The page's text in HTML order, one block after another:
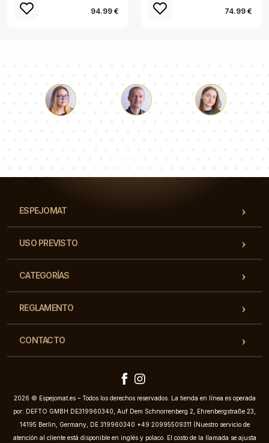
94.99 € 74.99 €
ESPEJOMAT
USO PREVISTO
CATEGORÍAS
REGLAMENTO
CONTACTO
2026 © Espejomat.es – Todos los derechos reservados. La tienda en línea es operada
por: DEFTO GMBH DE319960340, Auf Dem Schnorrenberg 2, Ehrenbergstraße 23,
14195 Berlin, Germany, DE 319960340 +49 20995509311 (Nuestro servicio de
atención al cliente está disponible en inglés y polaco. El costo de la llamada se ajusta